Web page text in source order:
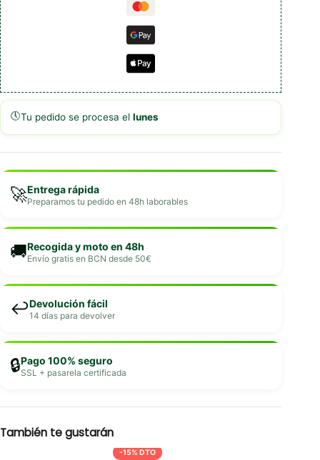
🕔Tu pedido se procesa el lunes
🚀Entrega rápida
Preparamos tu pedido en 48h laborables
🚚Recogida y moto en 48h
Envío gratis en BCN desde 50€
↩️Devolución fácil
14 días para devolver
🔒Pago 100% seguro
SSL + pasarela certificada
También te gustarán
-15% DTO